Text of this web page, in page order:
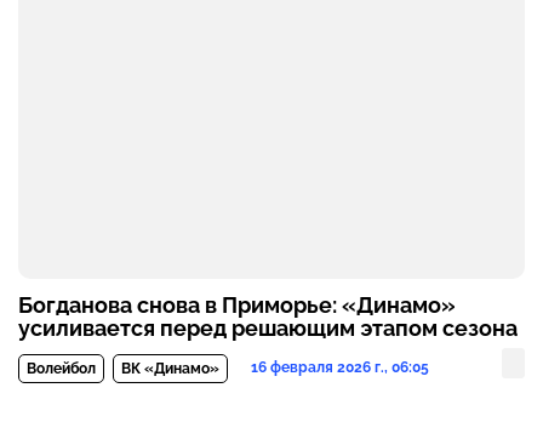
Богданова снова в Приморье: «Динамо»
усиливается перед решающим этапом сезона
Волейбол ВК «Динамо» 16 февраля 2026 г., 06:05